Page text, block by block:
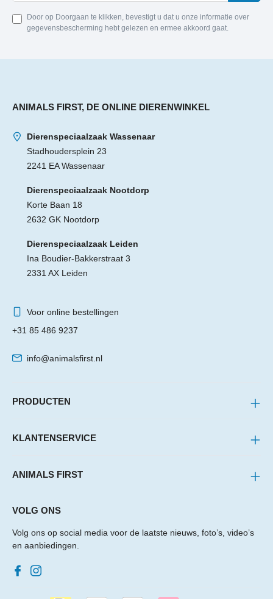
Door op Doorgaan te klikken, bevestigt u dat u onze informatie over
gegevensbescherming hebt gelezen en ermee akkoord gaat.
ANIMALS FIRST, DE ONLINE DIERENWINKEL
Dierenspeciaalzaak Wassenaar
Stadhoudersplein 23
2241 EA Wassenaar
Dierenspeciaalzaak Nootdorp
Korte Baan 18
2632 GK Nootdorp
Dierenspeciaalzaak Leiden
Ina Boudier-Bakkerstraat 3
2331 AX Leiden
Voor online bestellingen
+31 85 486 9237
info@animalsfirst.nl
PRODUCTEN
KLANTENSERVICE
ANIMALS FIRST
VOLG ONS
Volg ons op social media voor de laatste nieuws, foto’s, video’s
en aanbiedingen.